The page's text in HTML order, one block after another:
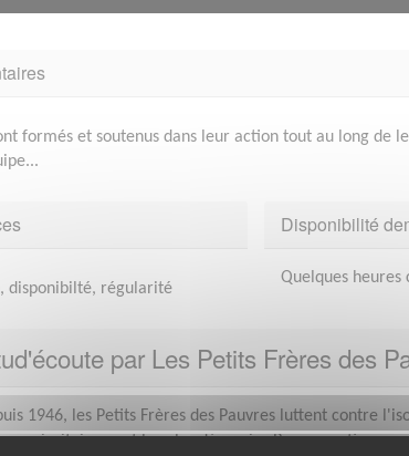
formés et soutenus dans leur action tout au long de
disponibilté, régularité
Disponibilité
Quelques heures
par Les Petits Frères des
1946, les Petits Frères des Pauvres luttent contre
prioritairement les plus démunies.Par nos actions,